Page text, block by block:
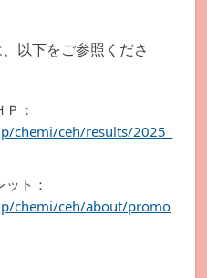
以下をご参照くださ
：
chemi/ceh/results/2025_
ト：
chemi/ceh/about/promo